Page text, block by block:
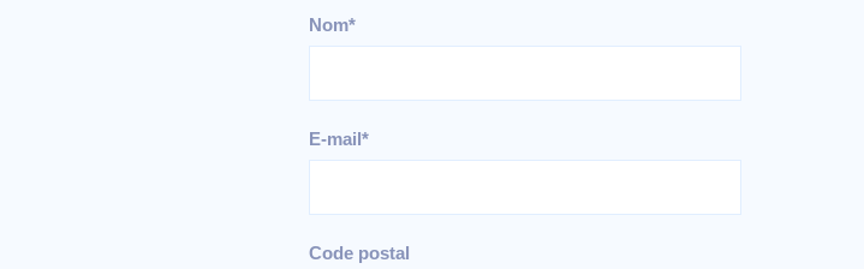
Nom*
E-mail*
Code postal